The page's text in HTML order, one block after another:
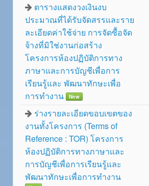
ตารางแสดงวงเงินงบ
ประมาณที่ได้รับจัดสรรและราย
ละเอียดค่าใช้จ่าย การจัดซื้อจัด
จ้างที่มิใช่งานก่อสร้าง
โครงการห้องปฏิบัติการทาง
ภาษาและการบัญชีเพื่อการ
เรียนรู้และ พัฒนาทักษะเพื่อ
การทำงาน
New
ร่างรายละเอียดขอบเขตของ
งานทั้งโครงการ (Terms of
Reference : TOR) โครงการ
ห้องปฏิบัติการทางภาษาและ
การบัญชีเพื่อการเรียนรู้และ
พัฒนาทักษะเพื่อการทำงาน